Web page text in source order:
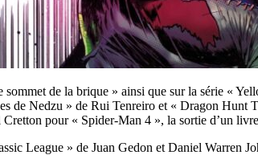
de la brique » ainsi que sur la série «
de Nedzu » de Rui Tenreiro et « Dragon
pour « Spider-Man 4 », la sortie d’un
League » de Juan Gedon et Daniel Warren